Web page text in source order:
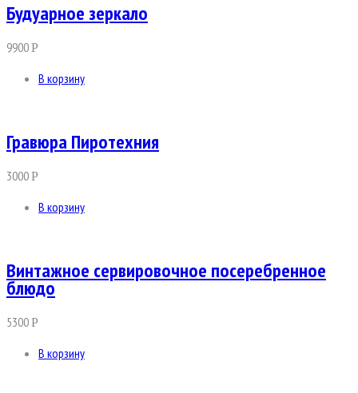
Будуарное зеркало
9900Р
В корзину
Гравюра Пиротехния
3000Р
В корзину
Винтажное сервировочное посеребренное
блюдо
5300Р
В корзину